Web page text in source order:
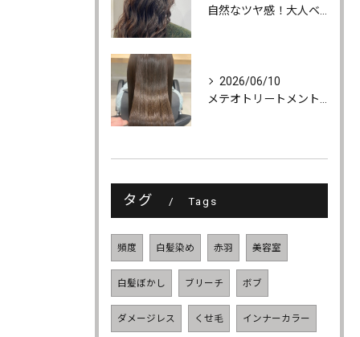
2026/06/10
タグ Tags
頻度 白髪染め 赤羽 美容室
白髪ぼかし ブリーチ ボブ
ダメージレス くせ毛 インナーカラー